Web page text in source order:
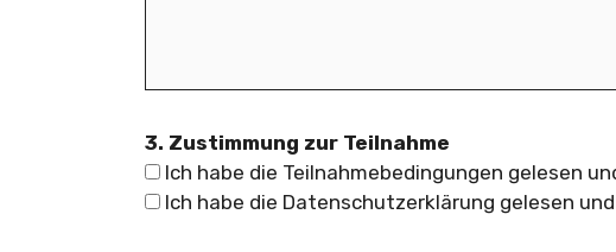
3. Zustimmung zur Teilnahme
Ich habe die Teilnahmebedingungen gelesen
Ich habe die Datenschutzerklärung gelesen